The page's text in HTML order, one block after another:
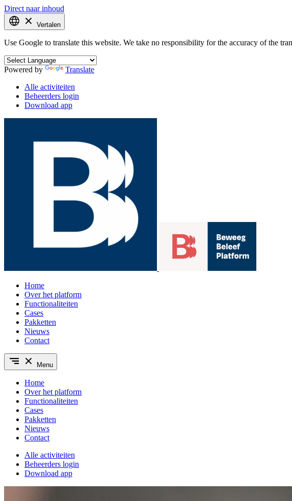
Direct naar inhoud
Vertalen
Use Google to translate this website. We take no responsibility for the accuracy of the
Powered by
Translate
Alle activiteiten
Beheerders login
Download app
Home
Over het platform
Functionaliteiten
Cases
Pakketten
Nieuws
Contact
Menu
Home
Over het platform
Functionaliteiten
Cases
Pakketten
Nieuws
Contact
Alle activiteiten
Beheerders login
Download app